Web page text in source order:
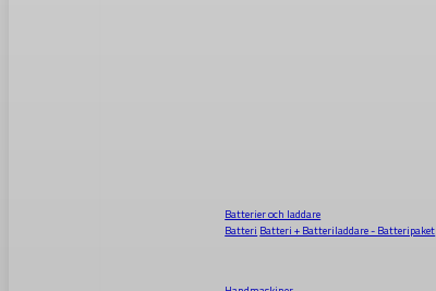
Batterier och laddare
Batteri Batteri + Batteriladdare - Batteripaket